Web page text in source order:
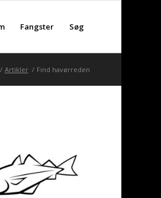
Fangster Søg
/ Artikler / Find havørreden